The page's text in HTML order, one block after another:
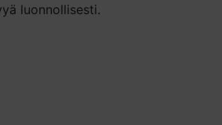
luonnollisesti.